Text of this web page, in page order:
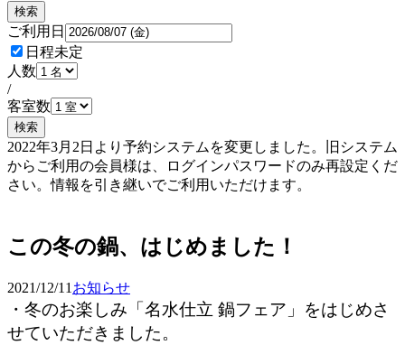
検索
ご利用日
日程未定
人数
/
客室数
検索
2022年3月2日より予約システムを変更しました。旧システム
からご利用の会員様は、ログインパスワードのみ再設定くだ
さい。情報を引き継いでご利用いただけます。
この冬の鍋、はじめました！
2021/12/11 お知らせ
・冬のお楽しみ「名水仕立 鍋フェア」をはじめさ
せていただきました。